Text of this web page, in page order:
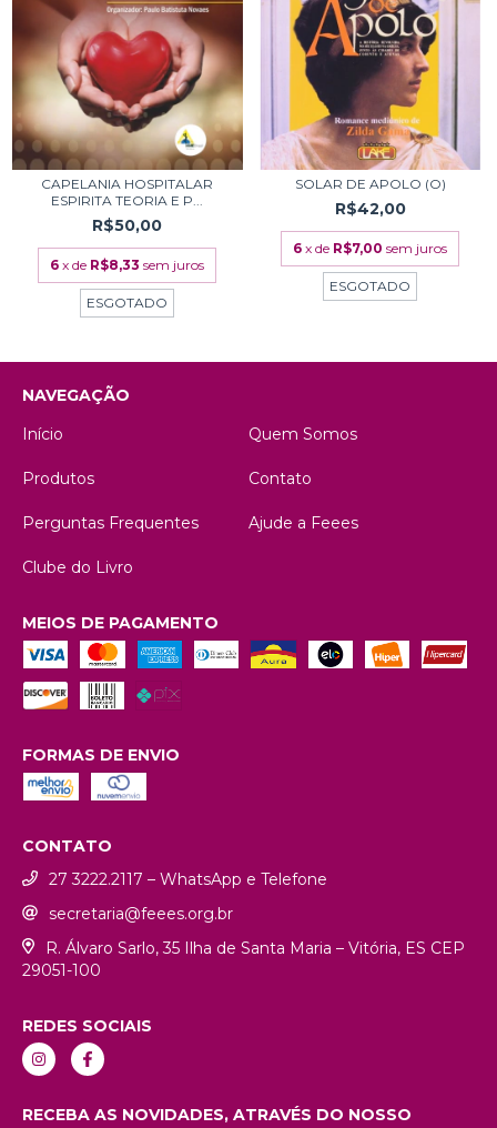
CAPELANIA HOSPITALAR
ESPIRITA TEORIA E P...
R$50,00
6 x de R$8,33 sem juros
ESGOTADO
SOLAR DE APOLO (O)
R$42,00
6 x de R$7,00 sem juros
ESGOTADO
NAVEGAÇÃO
Início
Quem Somos
Produtos Contato
Perguntas Frequentes Ajude a Feees
Clube do Livro
MEIOS DE PAGAMENTO
FORMAS DE ENVIO
CONTATO
27 3222.2117 – WhatsApp e Telefone
secretaria@feees.org.br
R. Álvaro Sarlo, 35 Ilha de Santa Maria – Vitória, ES CEP
29051-100
REDES SOCIAIS
RECEBA AS NOVIDADES, ATRAVÉS DO NOSSO